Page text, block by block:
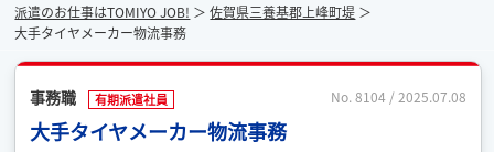
派遣のお仕事はTOMIYO JOB!
佐賀県三養基郡上峰町堤
大手タイヤメーカー物流事務
事務職 有期派遣社員 No. 8104 / 2025.07.08
大手タイヤメーカー物流事務